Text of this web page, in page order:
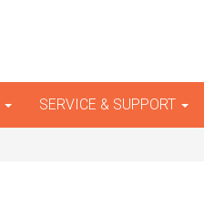
SERVICE & SUPPORT